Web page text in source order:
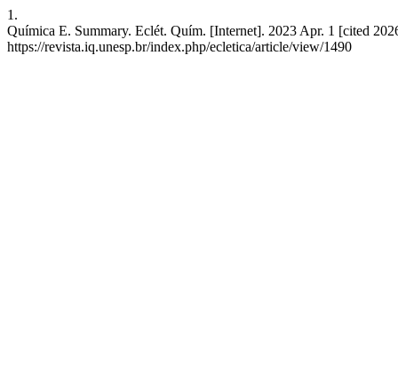
1.
Química E. Summary. Eclét. Quím. [Internet]. 2023 Apr. 1 [cited
https://revista.iq.unesp.br/index.php/ecletica/article/view/1490